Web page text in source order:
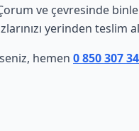
ve çevresinde
yerinden
hemen 0 850 307